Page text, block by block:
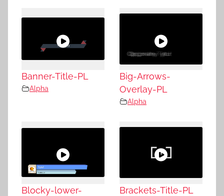
Banner-Title-PL
Alpha
Big-Arrows-
Overlay-PL
Alpha
Blocky-lower-
Brackets-Title-PL